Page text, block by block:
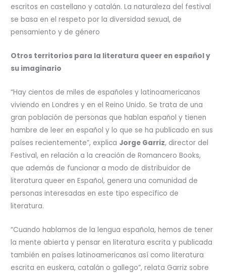
escritos en castellano y catalán. La naturaleza del festival
se basa en el respeto por la diversidad sexual, de
pensamiento y de género
Otros territorios para la literatura queer en español y
su imaginario
“Hay cientos de miles de españoles y latinoamericanos
viviendo en Londres y en el Reino Unido. Se trata de una
gran población de personas que hablan español y tienen
hambre de leer en español y lo que se ha publicado en sus
países recientemente”, explica Jorge Garriz, director del
Festival, en relación a la creación de Romancero Books,
que además de funcionar a modo de distribuidor de
literatura queer en Español, genera una comunidad de
personas interesadas en este tipo específico de
literatura.
“Cuando hablamos de la lengua española, hemos de tener
la mente abierta y pensar en literatura escrita y publicada
también en países latinoamericanos así como literatura
escrita en euskera, catalán o gallego”, relata Garriz sobre